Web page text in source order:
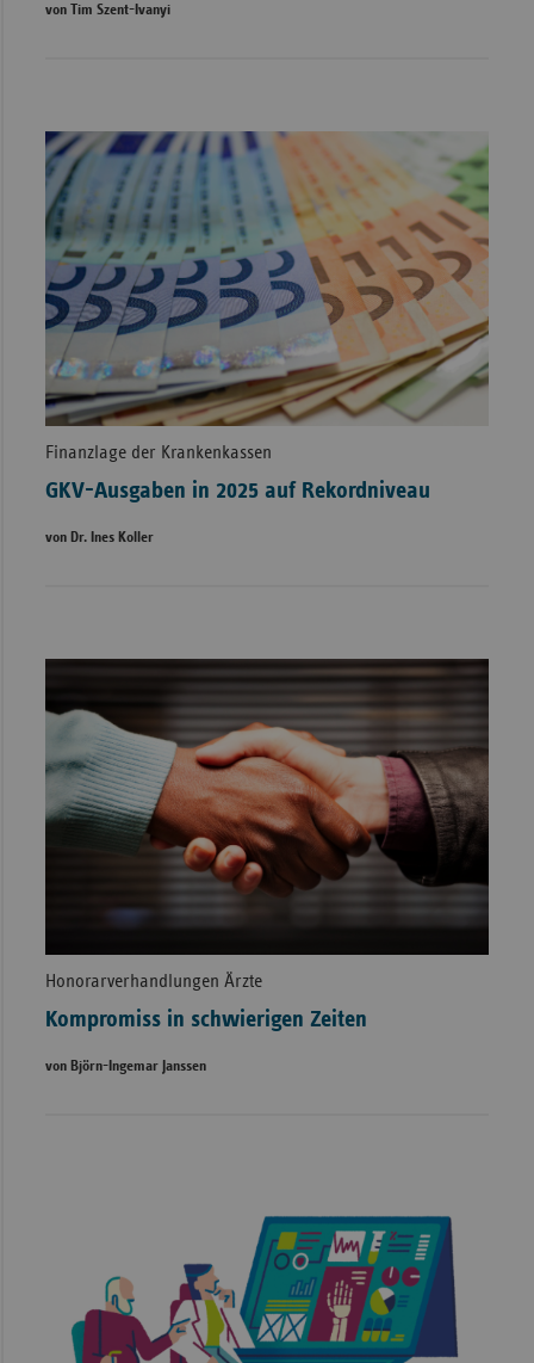
von Tim Szent-Ivanyi
Finanzlage der Krankenkassen
GKV-Ausgaben in 2025 auf Rekordniveau
von Dr. Ines Koller
Honorarverhandlungen Ärzte
Kompromiss in schwierigen Zeiten
von Björn-Ingemar Janssen